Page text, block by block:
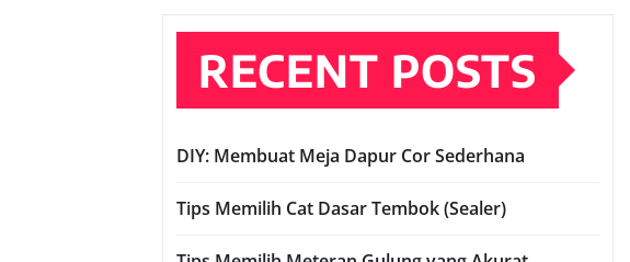
RECENT POSTS
DIY: Membuat Meja Dapur Cor Sederhana
Tips Memilih Cat Dasar Tembok (Sealer)